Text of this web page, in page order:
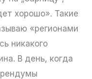
хорошо». Такие
«регионами
никакого
В день, когда